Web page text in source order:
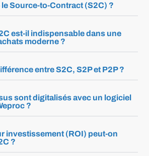
le Source-to-Contract (S2C) ?
est-il indispensable dans une
moderne ?
entre S2C, S2P et P2P ?
sont digitalisés avec un logiciel
?
investissement (ROI) peut-on
?